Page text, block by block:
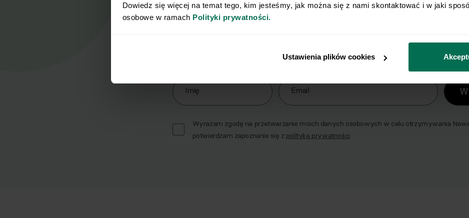
Dowiedz się więcej na temat tego, kim jesteśmy, jak można się z nami skontaktować i w jaki
osobowe w ramach Polityki prywatności.
Ustawienia plików cookies
Wyślij przepis na e-mail
Nasze najlepsze przepisy, prosto na Twoja skrzynkę e-mail.
Imię Email
Wyrażam zgodę na przetwarzanie moich danych osobowych w celu otrzymywania
potwierdzam zapoznanie się z polityką prywatności.